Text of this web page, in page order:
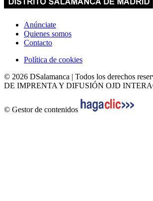
Anúnciate
Quienes somos
Contacto
Política de cookies
© 2026 DSalamanca | Todos los derechos
DE IMPRENTA Y DIFUSIÓN OJD
© Gestor de contenidos